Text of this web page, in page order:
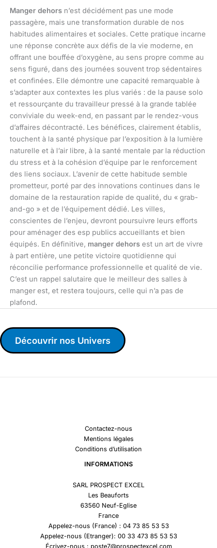
Manger dehors n’est décidément pas une mode
passagère, mais une transformation durable de nos
habitudes alimentaires et sociales. Cette pratique incarne
une réponse concrète aux défis de la vie moderne, en
offrant une bouffée d’oxygène, au sens propre comme au
sens figuré, dans des journées souvent trop sédentaires
et confinées. Elle démontre une capacité remarquable à
s’adapter aux contextes les plus variés : de la pause solo
et ressourçante du travailleur pressé à la grande tablée
conviviale du week-end, en passant par le rendez-vous
d’affaires décontracté. Les bénéfices, clairement établis,
touchent à la santé physique par l’exposition à la lumière
naturelle et à l’air libre, à la santé mentale par la réduction
du stress et à la cohésion d’équipe par le renforcement
des liens sociaux. L’avenir de cette habitude semble
prometteur, porté par des innovations continues dans le
domaine de la restauration rapide de qualité, du « grab-
and-go » et de l’équipement dédié. Les villes,
conscientes de l’enjeu, devront poursuivre leurs efforts
pour aménager des esp publics accueillants et bien
équipés. En définitive, manger dehors est un art de vivre
à part entière, une petite victoire quotidienne qui
réconcilie performance professionnelle et qualité de vie.
C’est un rappel salutaire que le meilleur des salles à
manger est, et restera toujours, celle qui n’a pas de
plafond.
Découvrir nos Univers
Contactez-nous
Mentions légales
Conditions d’utilisation
INFORMATIONS
SARL PROSPECT EXCEL
Les Beauforts
63560 Neuf-Eglise
France
Appelez-nous (France) : 04 73 85 53 53
Appelez-nous (Etranger): 00 33 473 85 53 53
Écrivez-nous : poste7@prospectexcel.com